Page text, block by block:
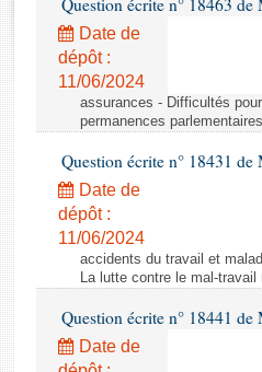
Rapports d'enquête
Rapports législatifs
Rapports sur l'application des lois
Baromètre de l’application des
Budget et sécurité sociale
Questions écrites et orales
Comptes rendus des débats
Question écrite n° 18463
Date de
dépôt :
11/06/2024
assurances - Difficultés
permanences parlementaires
Question écrite n° 18431
Date de
dépôt :
11/06/2024
accidents du travail et
La lutte contre le mal-
Question écrite n° 18441
Date de